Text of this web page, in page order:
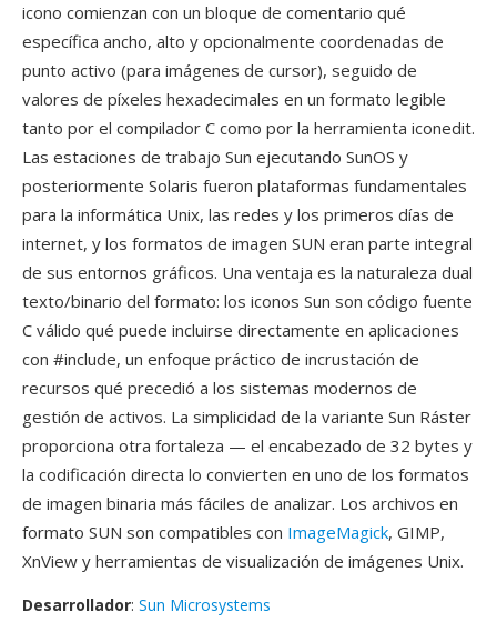
icono comienzan con un bloque de comentario qué
específica ancho, alto y opcionalmente coordenadas de
punto activo (para imágenes de cursor), seguido de
valores de píxeles hexadecimales en un formato legible
tanto por el compilador C como por la herramienta iconedit.
Las estaciones de trabajo Sun ejecutando SunOS y
posteriormente Solaris fueron plataformas fundamentales
para la informática Unix, las redes y los primeros días de
internet, y los formatos de imagen SUN eran parte integral
de sus entornos gráficos. Una ventaja es la naturaleza dual
texto/binario del formato: los iconos Sun son código fuente
C válido qué puede incluirse directamente en aplicaciones
con #include, un enfoque práctico de incrustación de
recursos qué precedió a los sistemas modernos de
gestión de activos. La simplicidad de la variante Sun Ráster
proporciona otra fortaleza — el encabezado de 32 bytes y
la codificación directa lo convierten en uno de los formatos
de imagen binaria más fáciles de analizar. Los archivos en
formato SUN son compatibles con ImageMagick, GIMP,
XnView y herramientas de visualización de imágenes Unix.
Desarrollador: Sun Microsystems